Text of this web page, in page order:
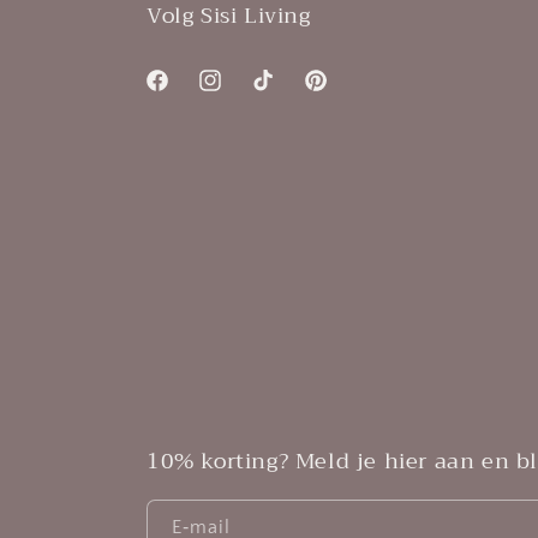
Volg Sisi Living
FacebookInstagramTikTok Pinterest
10% korting? Meld je hier aan en
E‑mail